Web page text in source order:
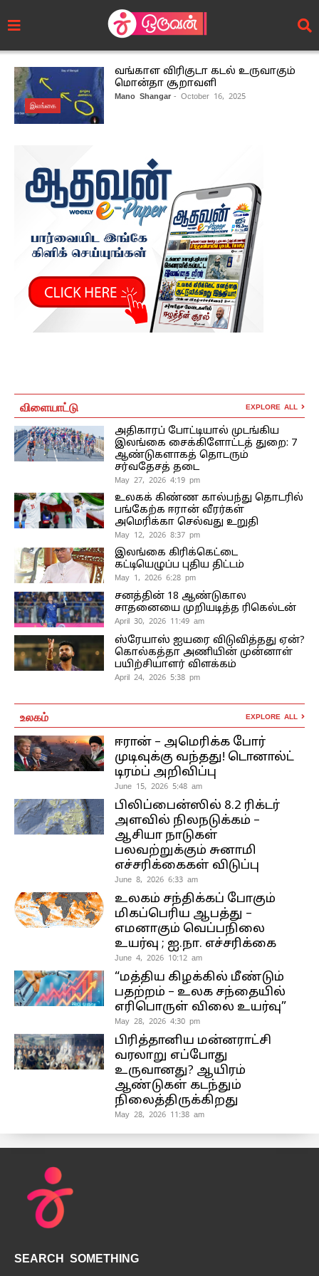
இலங்கை
வங்காள விரிகுடா கடல் உருவாகும்
மொன்தா சூறாவளி
Mano Shangar - October 16, 2025
விளையாட்டு EXPLORE ALL
அதிகாரப் போட்டியால் முடங்கிய
இலங்கை சைக்கிளோட்டத் துறை: 7
ஆண்டுகளாகத் தொடரும்
சர்வதேசத் தடை
May 27, 2026 4:19 pm
உலகக் கிண்ண கால்பந்து தொடரில்
பங்கேற்க ஈரான் வீரர்கள்
அமெரிக்கா செல்வது உறுதி
May 12, 2026 8:37 pm
இலங்கை கிரிக்கெட்டை
கட்டியெழுப்ப புதிய திட்டம்
May 1, 2026 6:28 pm
சனத்தின் 18 ஆண்டுகால
சாதனையை முறியடித்த ரிகெல்டன்
April 30, 2026 11:49 am
ஸ்ரேயாஸ் ஐயரை விடுவித்தது ஏன்?
கொல்கத்தா அணியின் முன்னாள்
பயிற்சியாளர் விளக்கம்
April 24, 2026 5:38 pm
உலகம் EXPLORE ALL
ஈரான் – அமெரிக்க போர்
முடிவுக்கு வந்தது! டொனால்ட்
டிரம்ப் அறிவிப்பு
June 15, 2026 5:48 am
பிலிப்பைன்ஸில் 8.2 ரிக்டர்
அளவில் நிலநடுக்கம் –
ஆசியா நாடுகள்
பலவற்றுக்கும் சுனாமி
எச்சரிக்கைகள் விடுப்பு
June 8, 2026 6:33 am
உலகம் சந்திக்கப் போகும்
மிகப்பெரிய ஆபத்து –
எமனாகும் வெப்பநிலை
உயர்வு ; ஐ.நா. எச்சரிக்கை
June 4, 2026 10:12 am
“மத்திய கிழக்கில் மீண்டும்
பதற்றம் – உலக சந்தையில்
எரிபொருள் விலை உயர்வு”
May 28, 2026 4:30 pm
பிரித்தானிய மன்னராட்சி
வரலாறு எப்போது
உருவானது? ஆயிரம்
ஆண்டுகள் கடந்தும்
நிலைத்திருக்கிறது
May 28, 2026 11:38 am
SEARCH SOMETHING